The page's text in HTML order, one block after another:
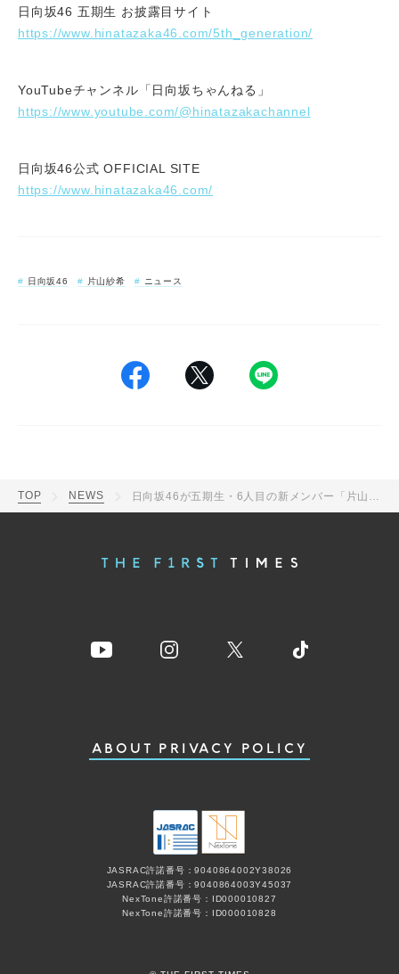
日向坂46 五期生 お披露目サイト
https://www.hinatazaka46.com/5th_generation/
YouTubeチャンネル「日向坂ちゃんねる」
https://www.youtube.com/@hinatazakachannel
日向坂46公式 OFFICIAL SITE
https://www.hinatazaka46.com/
日向坂46 片山紗希 ニュース
TOP NEWS
ABOUT PRIVACY POLICY
JASRAC許諾番号：9040864002Y38026
JASRAC許諾番号：9040864003Y45037
NexTone許諾番号：ID000010827
NexTone許諾番号：ID000010828